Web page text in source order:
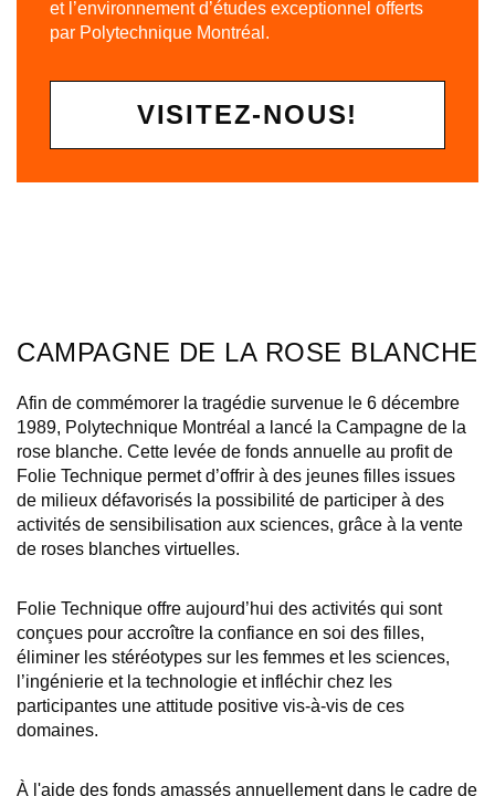
et l’environnement d’études exceptionnel offerts
par Polytechnique Montréal.
VISITEZ-NOUS!
CAMPAGNE DE LA ROSE BLANCHE
Afin de commémorer la tragédie survenue le 6 décembre
1989, Polytechnique Montréal a lancé la Campagne de la
rose blanche. Cette levée de fonds annuelle au profit de
Folie Technique permet d’offrir à des jeunes filles issues
de milieux défavorisés la possibilité de participer à des
activités de sensibilisation aux sciences, grâce à la vente
de roses blanches virtuelles.
Folie Technique offre aujourd’hui des activités qui sont
conçues pour accroître la confiance en soi des filles,
éliminer les stéréotypes sur les femmes et les sciences,
l’ingénierie et la technologie et infléchir chez les
participantes une attitude positive vis-à-vis de ces
domaines.
À l'aide des fonds amassés annuellement dans le cadre de